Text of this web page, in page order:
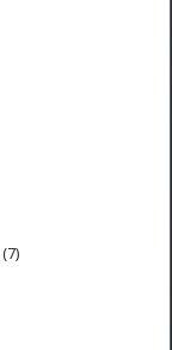
(7)